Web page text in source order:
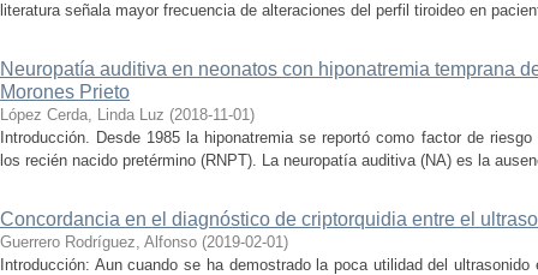
literatura señala mayor frecuencia de alteraciones del perfil tiroideo en
Neuropatía auditiva en neonatos con hiponatremia temprana
Morones Prieto
López Cerda, Linda Luz (2018-11-01)
Introducción. Desde 1985 la hiponatremia se reportó como factor de
los recién nacido pretérmino (RNPT). La neuropatía auditiva (NA) es la
Concordancia en el diagnóstico de criptorquidia entre el
Guerrero Rodríguez, Alfonso (2019-02-01)
Introducción: Aun cuando se ha demostrado la poca utilidad del